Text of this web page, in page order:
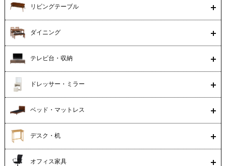
リビングテーブル
ダイニング
テレビ台・収納
ドレッサー・ミラー
ベッド・マットレス
デスク・机
オフィス家具